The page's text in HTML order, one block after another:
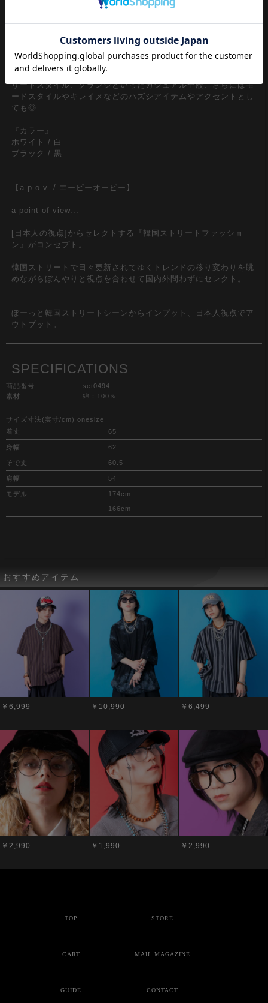
ッドムード。短丈のインパクトをオーセンティックな素材感で中
枚に。短丈＆ダボっとしたオーバーサイジング/ビッグシルエッ
トフォルムも世界観にマッチ。90ｓ/Y2Kスタイル、古着ミック
ス、アメカジやワークスタイルなどのクラシックムードなスタイ
ルはもちろん、韓国ストリートファッション、スケーター、スト
リートスタイル、グランジといったカジュアル全般、さらにはモ
ードスタイルやキレイメなどのハズシアイテムやアクセントとし
ても◎
『カラー』
ホワイト / 白
ブラック / 黒
【a.p.o.v. / エーピーオービー】
a point of view...
[日本人の視点]からセレクトする『韓国ストリートファッショ
ン』がコンセプト。
韓国ストリートで日々更新されてゆくトレンドの移り変わりを眺
めながらぼんやりと視点を合わせて国内外問わずにセレクト。
ぼーっと韓国ストリートシーンからインプット、日本人視点でア
ウトプット。
SPECIFICATIONS
商品番号
set0494
素材
綿：100％
サイズ寸法(実寸/cm) onesize
着丈
65
身幅 62
そで丈 60.5
肩幅 54
モデル 174cm
166cm
おすすめアイテム
￥6,999 ￥10,990 ￥6,499
￥2,990 ￥1,990 ￥2,990
TOP STORE
CART MAIL MAGAZINE
GUIDE CONTACT